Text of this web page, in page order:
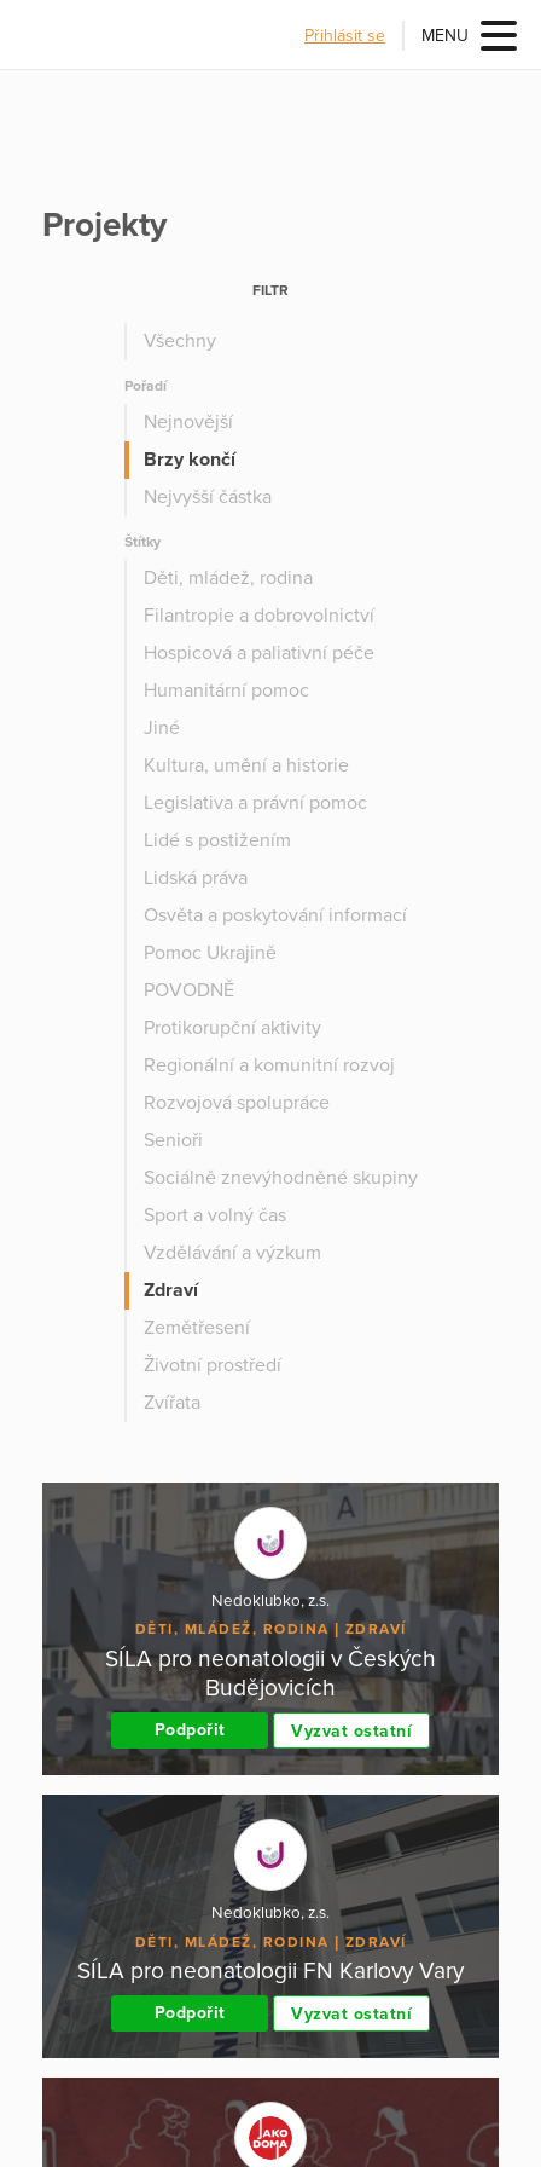
Přihlásit se MENU
Projekty
FILTR
Všechny
Pořadí
Nejnovější
Brzy končí
Nejvyšší částka
Štítky
Děti, mládež, rodina
Filantropie a dobrovolnictví
Hospicová a paliativní péče
Humanitární pomoc
Jiné
Kultura, umění a historie
Legislativa a právní pomoc
Lidé s postižením
Lidská práva
Osvěta a poskytování informací
Pomoc Ukrajině
POVODNĚ
Protikorupční aktivity
Regionální a komunitní rozvoj
Rozvojová spolupráce
Senioři
Sociálně znevýhodněné skupiny
Sport a volný čas
Vzdělávání a výzkum
Zdraví
Zemětřesení
Životní prostředí
Zvířata
Nedoklubko, z.s.
DĚTI, MLÁDEŽ, RODINA ZDRAVÍ
SÍLA pro neonatologii v Českých
Budějovicích
Podpořit Vyzvat ostatní
Nedoklubko, z.s.
DĚTI, MLÁDEŽ, RODINA ZDRAVÍ
SÍLA pro neonatologii FN Karlovy Vary
Podpořit Vyzvat ostatní